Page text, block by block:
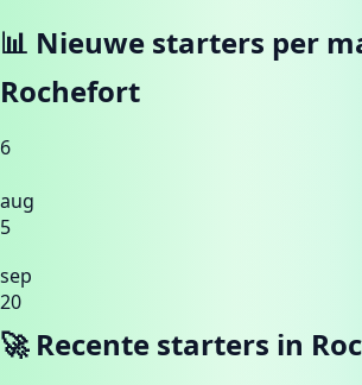
📊 Nieuwe starters per
Rochefort
6
aug
5
sep
20
🚀 Recente starters in